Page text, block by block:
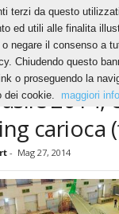
2014, ecco il ‘vivace’ boeing
2014,
carioca
- Mag 27, 2014
terzi da questo
ed utili alle finalita
negare il consenso a
Chiudendo questo
o proseguendo la
dei cookie.
maggiori